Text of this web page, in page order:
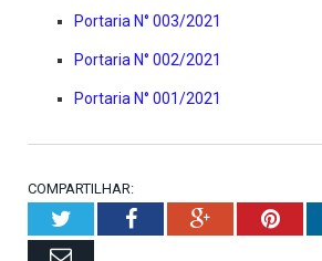
Portaria N° 003/2021
Portaria N° 002/2021
Portaria N° 001/2021
COMPARTILHAR:
TwitterFacebookGoogle+
Email